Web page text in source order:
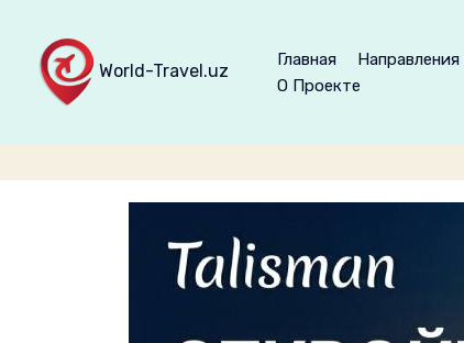
World-Travel.uz
Главная Направления
О Проекте